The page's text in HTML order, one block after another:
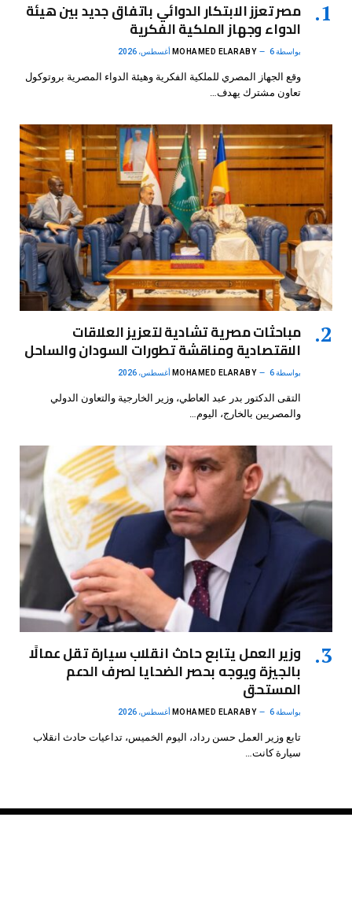
مصر تعزز الابتكار الدوائي باتفاق جديد بين هيئة
الدواء وجهاز الملكية الفكرية
بواسطة MOHAMED ELARABY 6 أغسطس، 2026
وقع الجهاز المصري للملكية الفكرية وهيئة الدواء المصرية بروتوكول
تعاون مشترك يهدف…
مباحثات مصرية تشادية لتعزيز العلاقات
الاقتصادية ومناقشة تطورات السودان والساحل
بواسطة MOHAMED ELARABY 6 أغسطس، 2026
التقى الدكتور بدر عبد العاطي، وزير الخارجية والتعاون الدولي
والمصريين بالخارج، اليوم…
وزير العمل يتابع حادث انقلاب سيارة تقل عمالًا
بالجيزة ويوجه بحصر الضحايا لصرف الدعم
المستحق
بواسطة MOHAMED ELARABY 6 أغسطس، 2026
تابع وزير العمل حسن رداد، اليوم الخميس، تداعيات حادث انقلاب
سيارة كانت…